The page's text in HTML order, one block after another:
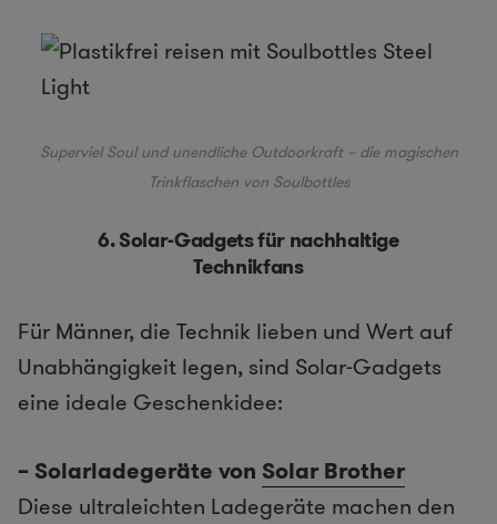
Superviel Soul und unendliche Outdoorkraft – die magischen
Trinkflaschen von Soulbottles
6. Solar-Gadgets für nachhaltige
Technikfans
Für Männer, die Technik lieben und Wert auf
Unabhängigkeit legen, sind Solar-Gadgets
eine ideale Geschenkidee:
– Solarladegeräte von Solar Brother
Diese ultraleichten Ladegeräte machen den